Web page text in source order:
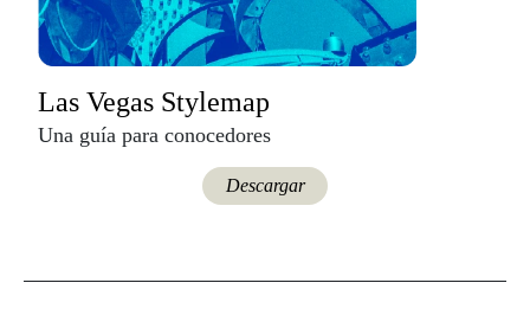
Las Vegas Stylemap
Una guía para conocedores
Descargar